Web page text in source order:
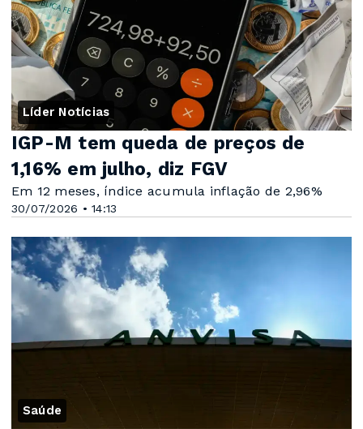
Líder Notícias
30/07/2026 • 14:13
IGP-M tem queda de preços de
1,16% em julho, diz FGV
Em 12 meses, índice acumula inflação de 2,96%
Saúde